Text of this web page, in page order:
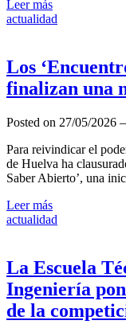
Leer más
actualidad
Los
finalizan una
Posted on 27/05/2026
Para reivindicar el
de Huelva ha
Saber Abierto’, una
Leer más
actualidad
La Escuela
Ingeniería
de la